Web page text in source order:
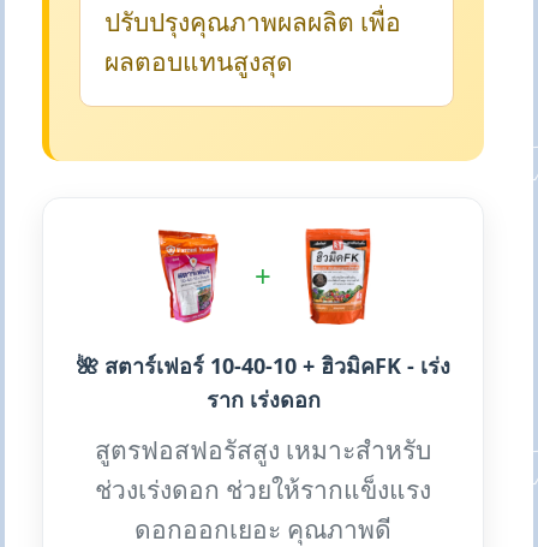
ปรับปรุงคุณภาพผลผลิต เพื่อ
ผลตอบแทนสูงสุด
+
🌺 สตาร์เฟอร์ 10-40-10 + ฮิวมิคFK - เร่ง
ราก เร่งดอก
สูตรฟอสฟอรัสสูง เหมาะสำหรับ
ช่วงเร่งดอก ช่วยให้รากแข็งแรง
ดอกออกเยอะ คุณภาพดี